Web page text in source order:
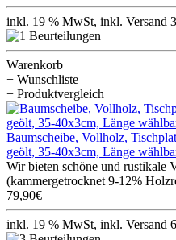
inkl. 19 % MwSt, inkl. Versand
Warenkorb
+ Wunschliste
+ Produktvergleich
Baumscheibe, Vollholz,
geölt, 35-40x3cm, Länge
Wir bieten schöne und rustikale
(kammergetrocknet 9-12%
79,90€
inkl. 19 % MwSt, inkl. Versand